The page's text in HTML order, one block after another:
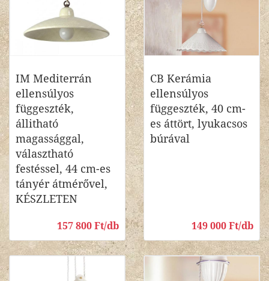
IM Mediterrán
ellensúlyos
függeszték,
állitható
magassággal,
választható
festéssel, 44 cm-es
tányér átmérővel,
KÉSZLETEN
157 800 Ft/db
CB Kerámia
ellensúlyos
függeszték, 40 cm-
es áttört, lyukacsos
búrával
149 000 Ft/db